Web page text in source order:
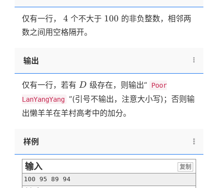
仅有一行， 4
4 个不大于 100
100 的非负整数，相邻两
数之间用空格隔开。
输出
仅有一行，若有 D
D 级存在，则输出“
Poor
LanYangYang ”(引号不输出，注意大小写)；否则输
出懒羊羊在羊村高考中的加分。
样例
输入
复制
100 95 89 94